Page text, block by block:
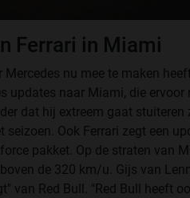
Ferrari in Miami
nu mee te maken
updates naar Miami, die ervoor
dat hij extreem gaat
Ook Ferrari zegt een
pakket. Op de straten van
de 320 km/u. Gijs van
van Red Bull. "Red Bull heeft